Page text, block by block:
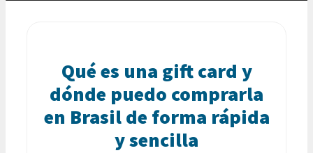
Qué es una gift card y
dónde puedo comprarla
en Brasil de forma rápida
y sencilla